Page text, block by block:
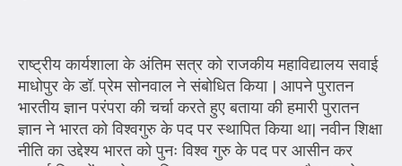
राष्ट्रीय कार्यशाला के अंतिम सत्र को राजकीय महाविद्यालय सवाई
माधोपुर के डॉ. प्रेम सोनवाल ने संबोधित किया | आपने पुरातन
भारतीय ज्ञान परंपरा की चर्चा करते हुए बताया की हमारी पुरातन
ज्ञान ने भारत को विश्वगुरु के पद पर स्थापित किया था| नवीन शिक्षा
नीति का उद्देश्य भारत को पुनः विश्व गुरु के पद पर आसीन कर